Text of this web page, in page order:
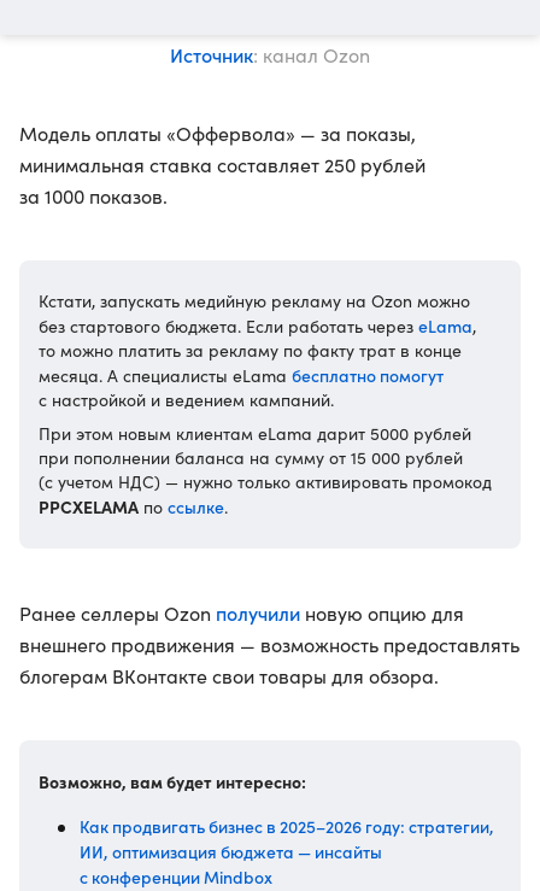
Источник: канал Ozon
Модель оплаты «Оффервола» — за показы,
минимальная ставка составляет 250 рублей
за 1000 показов.
Кстати, запускать медийную рекламу на Ozon можно
без стартового бюджета. Если работать через eLama,
то можно платить за рекламу по факту трат в конце
месяца. А специалисты eLama бесплатно помогут
с настройкой и ведением кампаний.
При этом новым клиентам eLama дарит 5000 рублей
при пополнении баланса на сумму от 15 000 рублей
(с учетом НДС) — нужно только активировать промокод
PPCXELAMA по ссылке.
Ранее селлеры Ozon получили новую опцию для
внешнего продвижения — возможность предоставлять
блогерам ВКонтакте свои товары для обзора.
Возможно, вам будет интересно:
Как продвигать бизнес в 2025–2026 году: стратегии,
ИИ, оптимизация бюджета — инсайты
с конференции Mindbox